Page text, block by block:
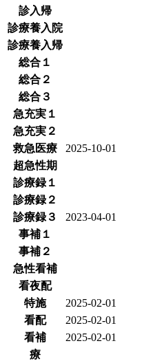
診入帰
診療養入院
診療養入帰
総合１
総合２
総合３
急充実１
急充実２
救急医療
2025-10-01
超急性期
診療録１
診療録２
診療録３
2023-04-01
事補１
事補２
急性看補
看夜配
特施
2025-02-01
看配
2025-02-01
看補
2025-02-01
療